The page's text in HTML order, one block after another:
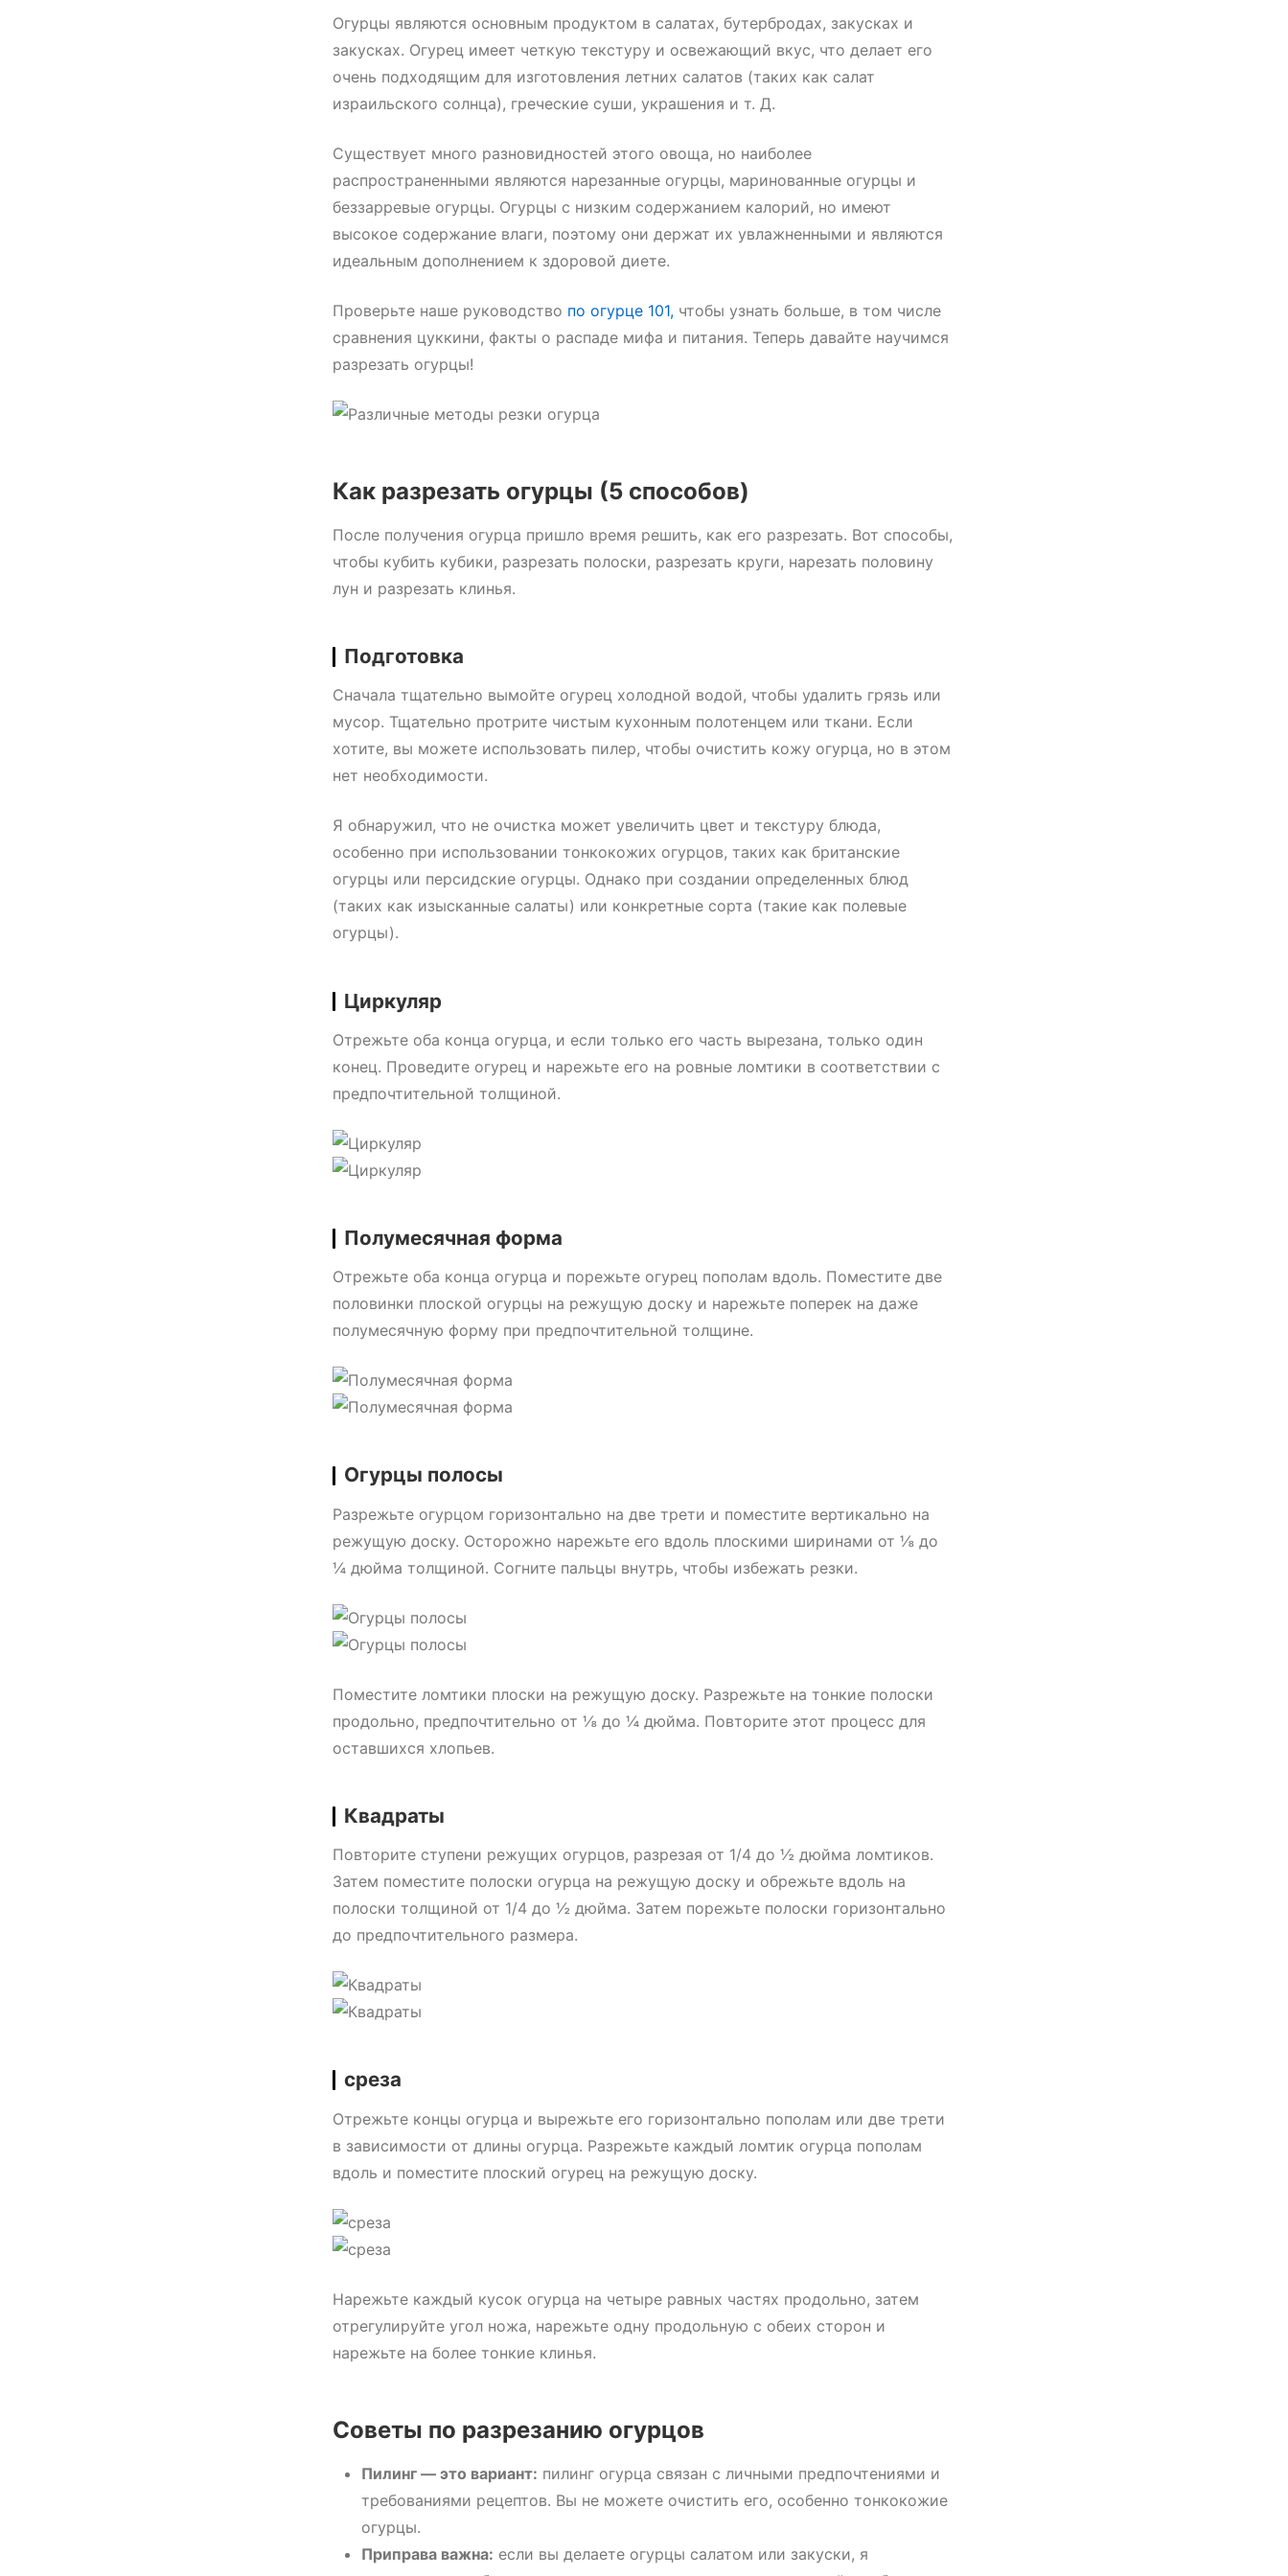
Огурцы являются основным продуктом в салатах, бутербродах, закусках и
закусках. Огурец имеет четкую текстуру и освежающий вкус, что делает его
очень подходящим для изготовления летних салатов (таких как салат
израильского солнца), греческие суши, украшения и т. Д.
Существует много разновидностей этого овоща, но наиболее
распространенными являются нарезанные огурцы, маринованные огурцы и
беззарревые огурцы. Огурцы с низким содержанием калорий, но имеют
высокое содержание влаги, поэтому они держат их увлажненными и являются
идеальным дополнением к здоровой диете.
Проверьте наше руководство по огурце 101, чтобы узнать больше, в том числе
сравнения цуккини, факты о распаде мифа и питания. Теперь давайте научимся
разрезать огурцы!
Как разрезать огурцы (5 способов)
После получения огурца пришло время решить, как его разрезать. Вот способы,
чтобы кубить кубики, разрезать полоски, разрезать круги, нарезать половину
лун и разрезать клинья.
Подготовка
Сначала тщательно вымойте огурец холодной водой, чтобы удалить грязь или
мусор. Тщательно протрите чистым кухонным полотенцем или ткани. Если
хотите, вы можете использовать пилер, чтобы очистить кожу огурца, но в этом
нет необходимости.
Я обнаружил, что не очистка может увеличить цвет и текстуру блюда,
особенно при использовании тонкокожих огурцов, таких как британские
огурцы или персидские огурцы. Однако при создании определенных блюд
(таких как изысканные салаты) или конкретные сорта (такие как полевые
огурцы).
Циркуляр
Отрежьте оба конца огурца, и если только его часть вырезана, только один
конец. Проведите огурец и нарежьте его на ровные ломтики в соответствии с
предпочтительной толщиной.
Полумесячная форма
Отрежьте оба конца огурца и порежьте огурец пополам вдоль. Поместите две
половинки плоской огурцы на режущую доску и нарежьте поперек на даже
полумесячную форму при предпочтительной толщине.
Огурцы полосы
Разрежьте огурцом горизонтально на две трети и поместите вертикально на
режущую доску. Осторожно нарежьте его вдоль плоскими ширинами от ⅛ до
¼ дюйма толщиной. Согните пальцы внутрь, чтобы избежать резки.
Поместите ломтики плоски на режущую доску. Разрежьте на тонкие полоски
продольно, предпочтительно от ⅛ до ¼ дюйма. Повторите этот процесс для
оставшихся хлопьев.
Квадраты
Повторите ступени режущих огурцов, разрезая от 1/4 до ½ дюйма ломтиков.
Затем поместите полоски огурца на режущую доску и обрежьте вдоль на
полоски толщиной от 1/4 до ½ дюйма. Затем порежьте полоски горизонтально
до предпочтительного размера.
среза
Отрежьте концы огурца и вырежьте его горизонтально пополам или две трети
в зависимости от длины огурца. Разрежьте каждый ломтик огурца пополам
вдоль и поместите плоский огурец на режущую доску.
Нарежьте каждый кусок огурца на четыре равных частях продольно, затем
отрегулируйте угол ножа, нарежьте одну продольную с обеих сторон и
нарежьте на более тонкие клинья.
Советы по разрезанию огурцов
Пилинг — это вариант: пилинг огурца связан с личными предпочтениями и
требованиями рецептов. Вы не можете очистить его, особенно тонкокожие
огурцы.
Приправа важна: если вы делаете огурцы салатом или закуски, я